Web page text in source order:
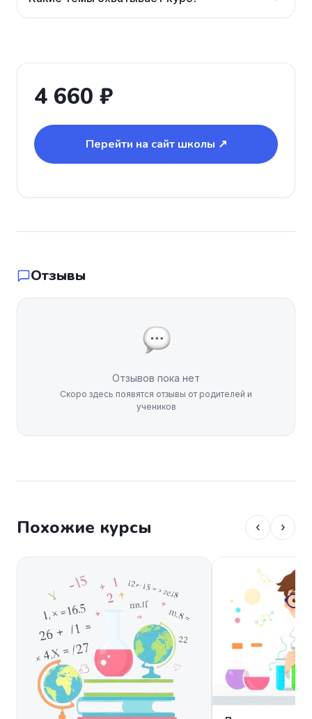
4 660 ₽
Перейти на сайт школы ↗
Отзывы
Отзывов пока нет
Скоро здесь появятся отзывы от родителей и
учеников
Похожие курсы ‹ ›